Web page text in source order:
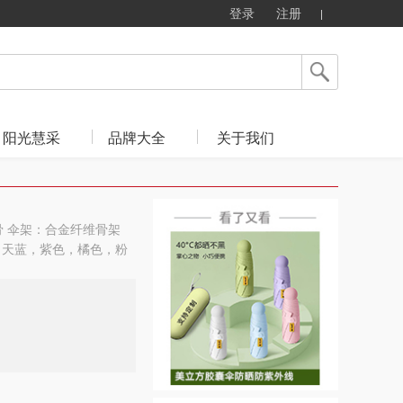
登录 注册
阳光慧采 品牌大全 关于我们
伞架：合金纤维骨架
蓝，紫色，橘色，粉